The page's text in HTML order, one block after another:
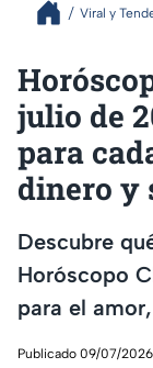
Viral y
julio de
para
dinero y
Descubre
Horóscopo
para el
Publicado 09/07/2026